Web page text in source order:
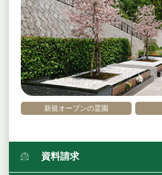
新規オープンの霊園
資料請求